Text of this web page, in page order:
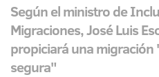
Según el ministro de
Migraciones, José Luis
propiciará una
segura"